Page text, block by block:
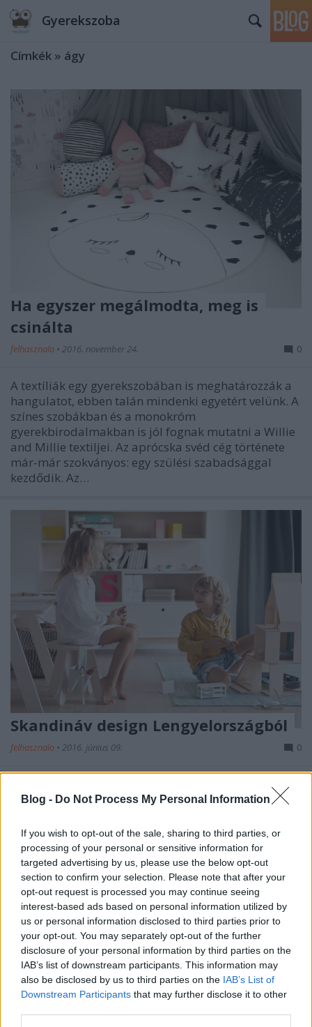
Blog - Do Not Process My Personal Information
If you wish to opt-out of the sale, sharing to third parties, or
processing of your personal or sensitive information for
targeted advertising by us, please use the below opt-out
section to confirm your selection. Please note that after your
opt-out request is processed you may continue seeing
interest-based ads based on personal information utilized by
us or personal information disclosed to third parties prior to
your opt-out. You may separately opt-out of the further
disclosure of your personal information by third parties on the
IAB’s list of downstream participants. This information may
also be disclosed by us to third parties on the IAB’s List of
Downstream Participants that may further disclose it to other
Gyerekszoba
Címkék » ágy
Ha egyszer megálmodta, meg is
csinálta
felhasznalo • 2016. november 24. 0
A textíliák egy gyerekszobában is meghatározzák a
hangulatot, ebben talán mindenki egyetért velünk. A
színes szobákban és a monokróm
gyerekbirodalmakban is jól fognak mutatni a Willie
and Millie textiljei. Az aprócska svéd cég története
már-már szokványos: egy szülési szabadsággal
kezdődik. Az…
Skandináv design Lengyelországból
felhasznalo • 2016. június 09. 0
meglepődtem, mikor megláttam, hogy a KUTIKAI két
zseniálisak. Marysia és Dorota, a KUTIKAI tervezői
szerint a gyermeki fantázia határtalan - a játék
ígéretföldje. Ezzel mélyen…
Vedd már fel azt a gyereket a 24
karátosból! Nem hallod, hogy sír?
Bohusek•2014. november 24.
Van, aki aranykanállal a szájában születik. És van,
akit ezek után azonnal arany bölcsőbe tesznek. Íme